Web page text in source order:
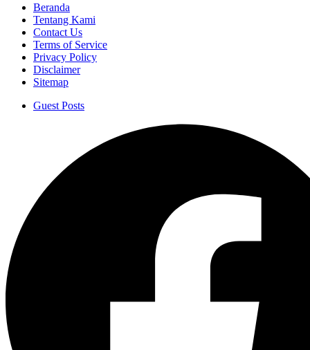
Beranda
Tentang Kami
Contact Us
Terms of Service
Privacy Policy
Disclaimer
Sitemap
Guest Posts